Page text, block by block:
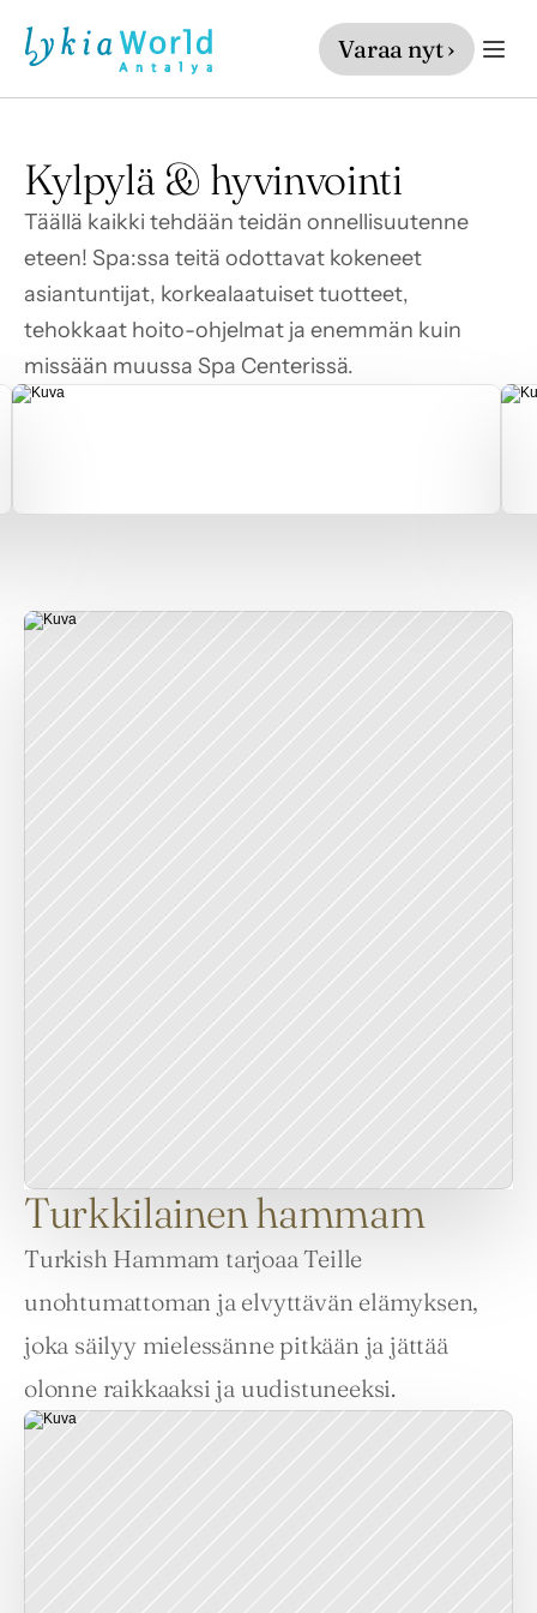
Kylpylä & hyvinvointi
Täällä kaikki tehdään teidän onnellisuutenne
eteen! Spa:ssa teitä odottavat kokeneet
asiantuntijat, korkealaatuiset tuotteet,
tehokkaat hoito-ohjelmat ja enemmän kuin
missään muussa Spa Centerissä.
Turkkilainen hammam
Turkish Hammam tarjoaa Teille
unohtumattoman ja elvyttävän elämyksen,
joka säilyy mielessänne pitkään ja jättää
olonne raikkaaksi ja uudistuneeksi.
Varaa nyt ›